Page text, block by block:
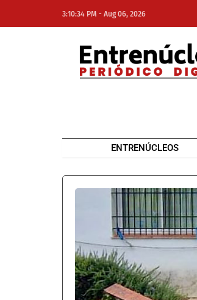
3:10:34 PM - Aug 06, 2026
ENTRENÚCLEOS